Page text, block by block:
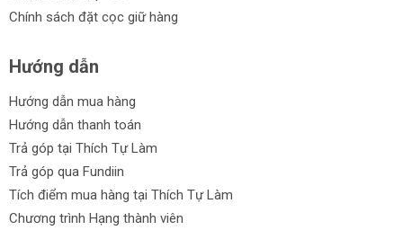
Chính sách đặt cọc giữ hàng
Hướng dẫn
Hướng dẫn mua hàng
Hướng dẫn thanh toán
Trả góp tại Thích Tự Làm
Trả góp qua Fundiin
Tích điểm mua hàng tại Thích Tự Làm
Chương trình Hạng thành viên